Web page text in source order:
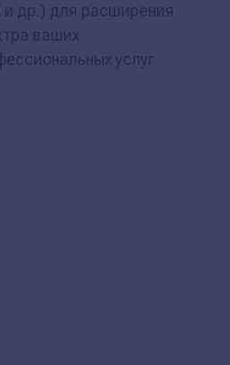
др.) для расширения
ваших
услуг